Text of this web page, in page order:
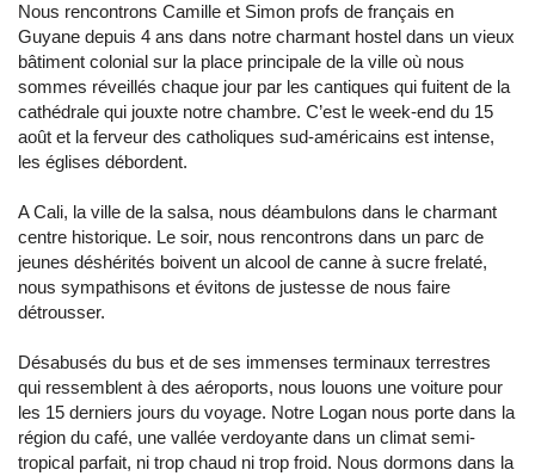
Nous rencontrons Camille et Simon profs de français en
Guyane depuis 4 ans dans notre charmant hostel dans un vieux
bâtiment colonial sur la place principale de la ville où nous
sommes réveillés chaque jour par les cantiques qui fuitent de la
cathédrale qui jouxte notre chambre. C’est le week-end du 15
août et la ferveur des catholiques sud-américains est intense,
les églises débordent.
A Cali, la ville de la salsa, nous déambulons dans le charmant
centre historique. Le soir, nous rencontrons dans un parc de
jeunes déshérités boivent un alcool de canne à sucre frelaté,
nous sympathisons et évitons de justesse de nous faire
détrousser.
Désabusés du bus et de ses immenses terminaux terrestres
qui ressemblent à des aéroports, nous louons une voiture pour
les 15 derniers jours du voyage. Notre Logan nous porte dans la
région du café, une vallée verdoyante dans un climat semi-
tropical parfait, ni trop chaud ni trop froid. Nous dormons dans la